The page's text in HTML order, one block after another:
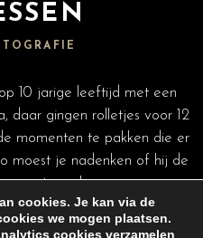
10 jarige leeftijd met een
daar gingen rolletjes voor 12
momenten te pakken die er
moest je nadenken of hij de
om te maken.
cookies. Je kan via de
we mogen plaatsen.
cookies verzamelen